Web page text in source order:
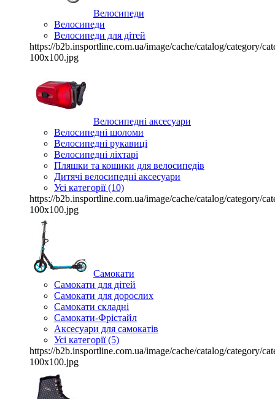
Велосипеди
Велосипеди
Велосипеди для дітей
https://b2b.insportline.com.ua/image/cache/catalog/category/
100x100.jpg
Велосипедні аксесуари
Велосипедні шоломи
Велосипедні рукавиці
Велосипедні ліхтарі
Пляшки та кошики для велосипедів
Дитячі велосипедні аксесуари
Усі категорії (10)
https://b2b.insportline.com.ua/image/cache/catalog/category/
100x100.jpg
Самокати
Самокати для дітей
Самокати для дорослих
Самокати складні
Самокати-Фрістайл
Аксесуари для самокатів
Усі категорії (5)
https://b2b.insportline.com.ua/image/cache/catalog/category/
100x100.jpg